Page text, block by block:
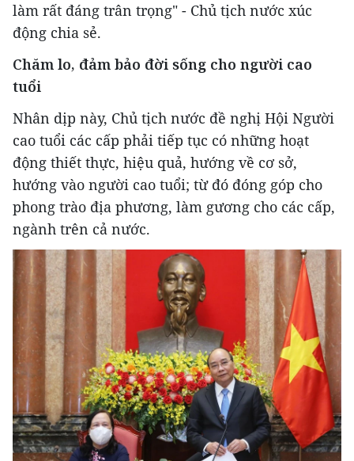
làm rất đáng trân trọng" - Chủ tịch nước xúc
động chia sẻ.
Chăm lo, đảm bảo đời sống cho người cao
tuổi
Nhân dịp này, Chủ tịch nước đề nghị Hội Người
cao tuổi các cấp phải tiếp tục có những hoạt
động thiết thực, hiệu quả, hướng về cơ sở,
hướng vào người cao tuổi; từ đó đóng góp cho
phong trào địa phương, làm gương cho các cấp,
ngành trên cả nước.